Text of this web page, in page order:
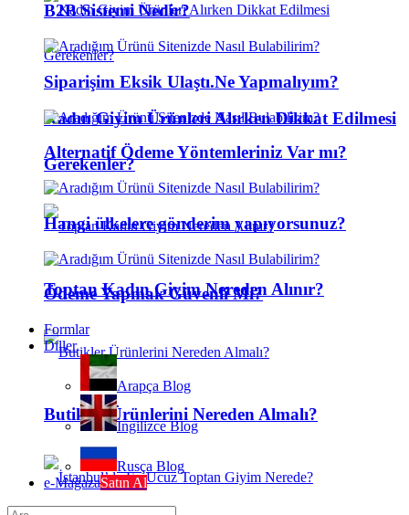
Kadın Giyim Ürünleri Alırken Dikkat Edilmesi
Gerekenler?
Toptan Kadın Giyim Nereden Alınır?
Butikler Ürünlerini Nereden Almalı?
B2B Sistemi Nedir?
Siparişim Eksik Ulaştı.Ne Yapmalıyım?
Alternatif Ödeme Yöntemleriniz Var mı?
Hangi ülkelere gönderim yapıyorsunuz?
Ödeme Yapmak Güvenli Mi?
Formlar
Diller
Arapça Blog
İngilizce Blog
Rusça Blog
e-MağazaSatın Al